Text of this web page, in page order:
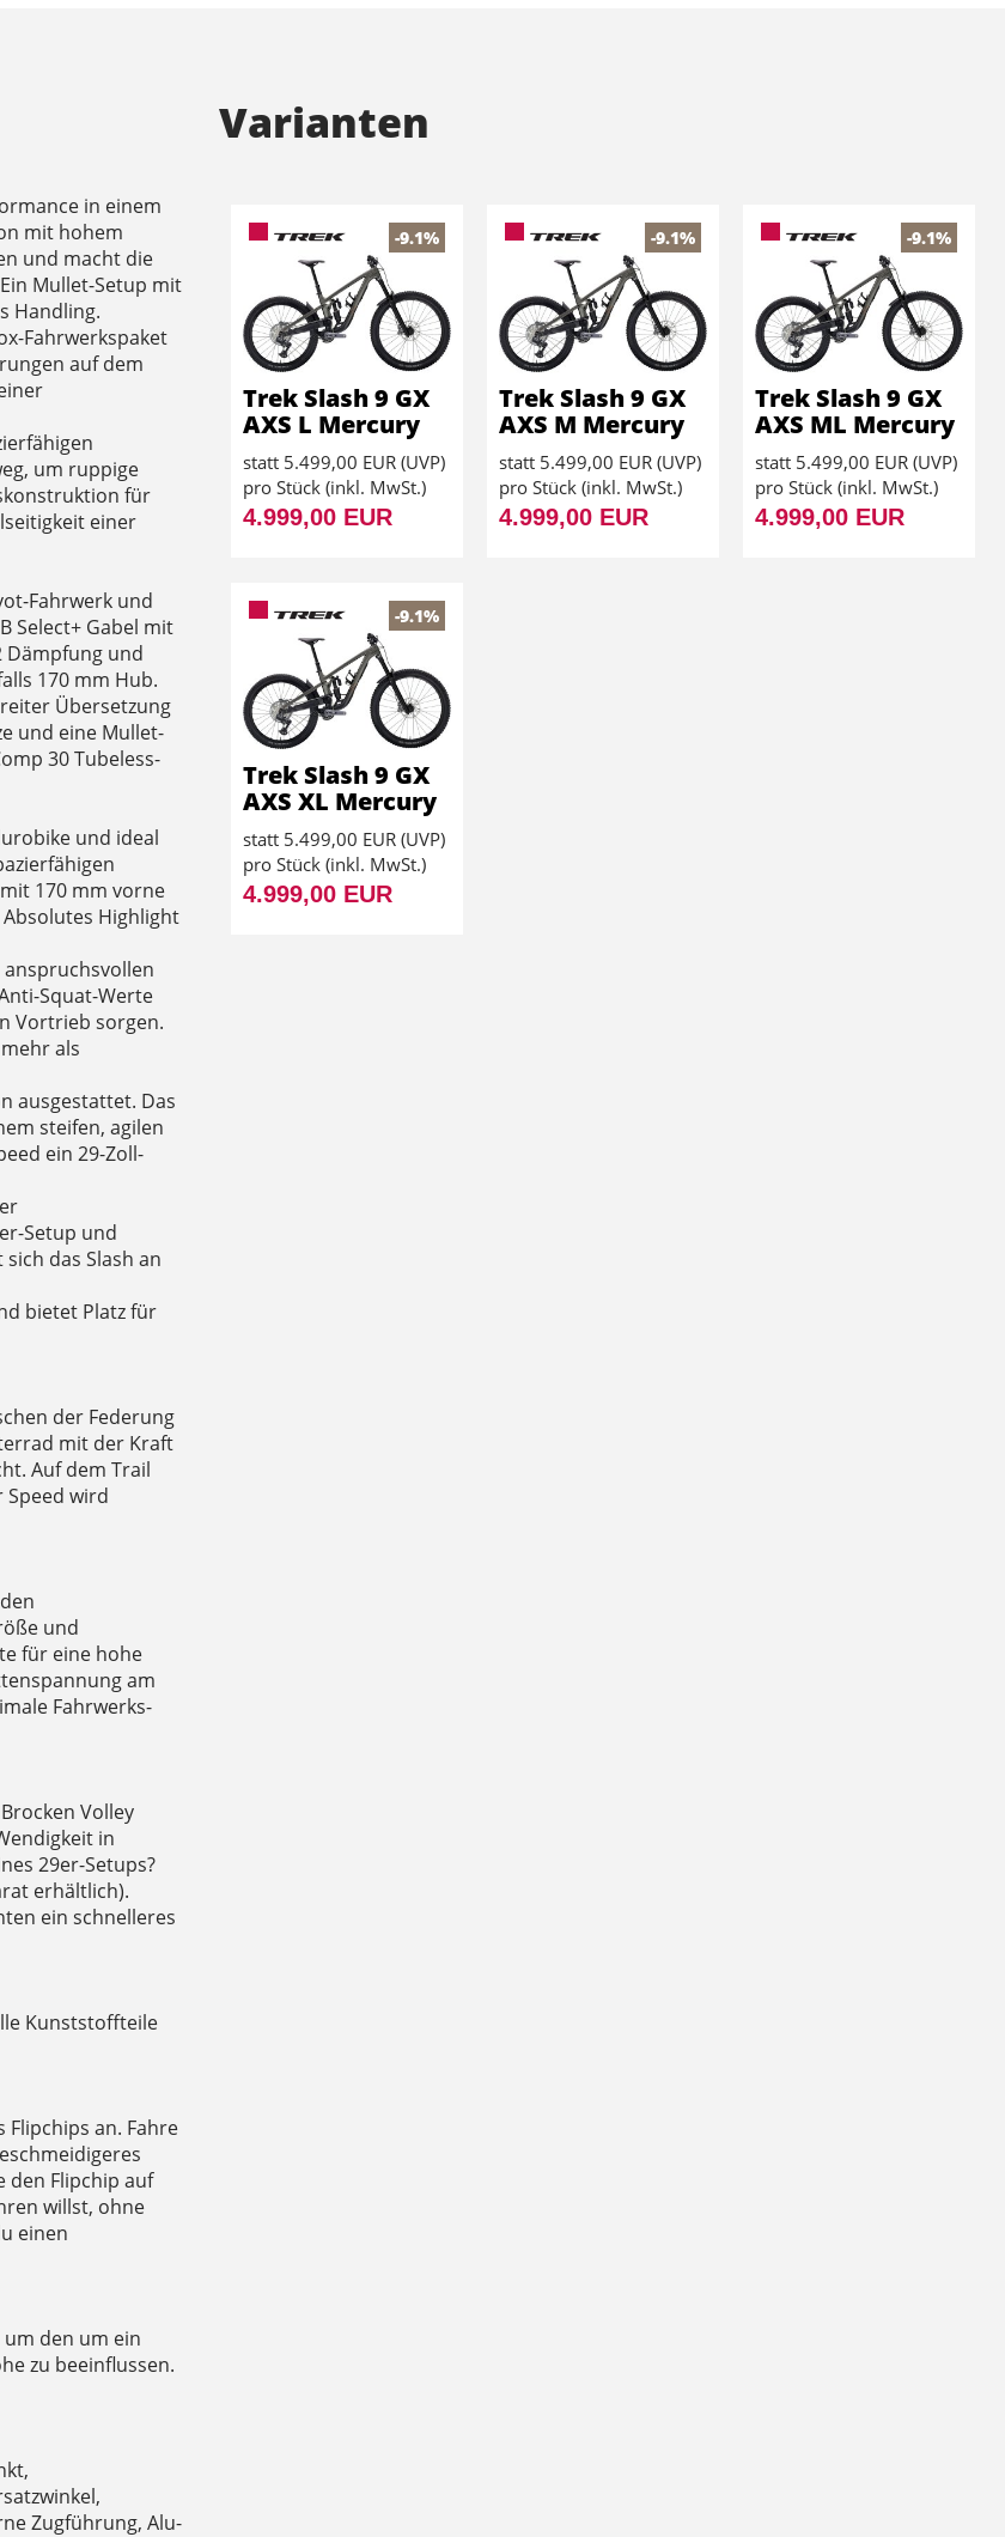
in einem
mit hohem
und macht die
Mullet-Setup mit
Handling.
Fahrwerkspaket
auf dem
um ruppige
für
einer
Fahrwerk und
Select+ Gabel mit
Dämpfung und
170 mm Hub.
Übersetzung
und eine Mullet-
30 Tubeless-
und ideal
170 mm vorne
Highlight
Squat-Werte
Vortrieb sorgen.
als
ausgestattet. Das
steifen, agilen
ein 29-Zoll-
Setup und
das Slash an
bietet Platz für
der Federung
mit der Kraft
Auf dem Trail
wird
und
für eine hohe
am
Fahrwerks-
Volley
in
29er-Setups?
erhältlich).
ein schnelleres
Kunststoffteile
Flipchips an. Fahre
den Flipchip auf
willst, ohne
einen
den um ein
zu beeinflussen.
Zugführung, Alu-
Varianten
-9.1%
Trek Slash 9 GX
AXS L Mercury
statt 5.499,00 EUR (UVP)
pro Stück (inkl. MwSt.)
4.999,00 EUR
-9.1%
Trek Slash 9 GX
AXS M Mercury
statt 5.499,00 EUR (UVP)
pro Stück (inkl. MwSt.)
4.999,00 EUR
-9.1%
Trek Slash 9 GX
AXS ML Mercury
statt 5.499,00 EUR (UVP)
pro Stück (inkl. MwSt.)
4.999,00 EUR
-9.1%
Trek Slash 9 GX
AXS XL Mercury
statt 5.499,00 EUR (UVP)
pro Stück (inkl. MwSt.)
4.999,00 EUR